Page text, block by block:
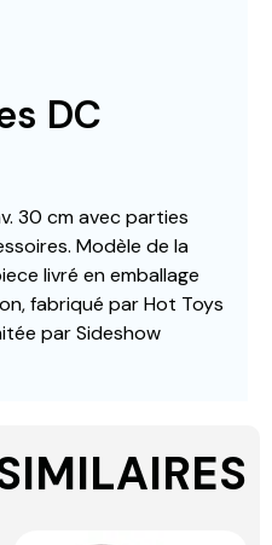
DC
30 cm avec parties
Modèle de la
livré en emballage
fabriqué par Hot Toys
par Sideshow